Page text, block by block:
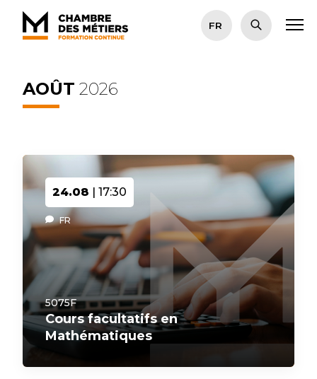
AOÛT 2026
24.08 | 17:30
FR
5075F
Cours facultatifs en
Mathématiques